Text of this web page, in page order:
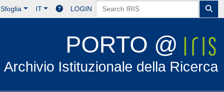
Sfoglia IT LOGIN
PORTO @
Archivio Istituzionale della Ricerca